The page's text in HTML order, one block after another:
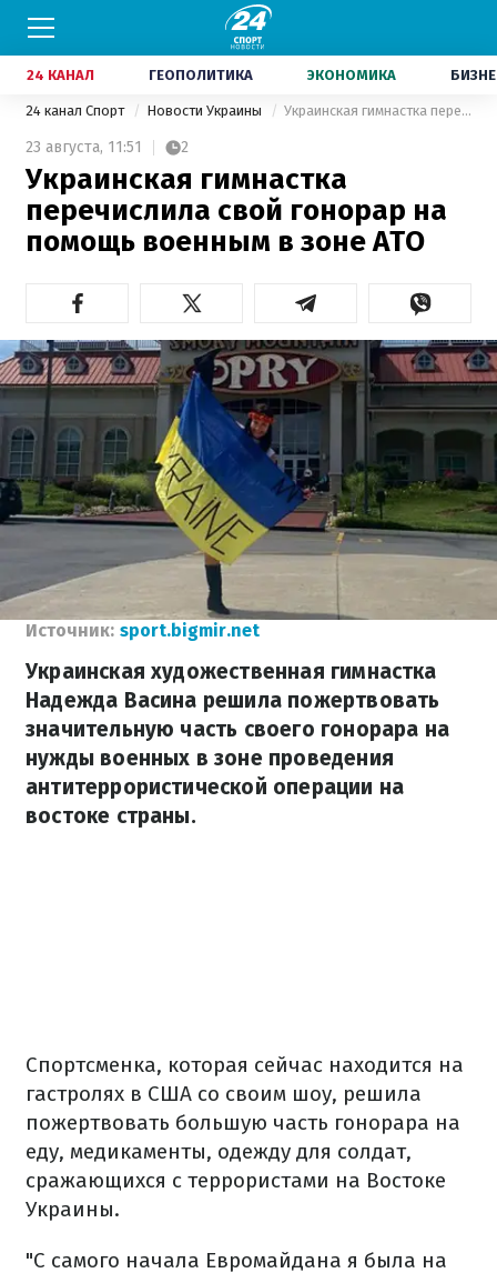
24 КАНАЛ ГЕОПОЛИТИКА ЭКОНОМИКА
24 канал Спорт Новости Украины Украинская гимнастка перечислила свой ​​гонорар на помощь военным в зоне АТО
23 августа, 11:51 2
Украинская гимнастка
перечислила свой ​​гонорар на
помощь военным в зоне АТО
Источник: sport.bigmir.net
Украинская художественная гимнастка
Надежда Васина решила пожертвовать
значительную часть своего гонорара на
нужды военных в зоне проведения
антитеррористической операции на
востоке страны.
Спортсменка, которая сейчас находится на
гастролях в США со своим шоу, решила
пожертвовать большую часть гонорара на
еду, медикаменты, одежду для солдат,
сражающихся с террористами на Востоке
Украины.
"С самого начала Евромайдана я была на